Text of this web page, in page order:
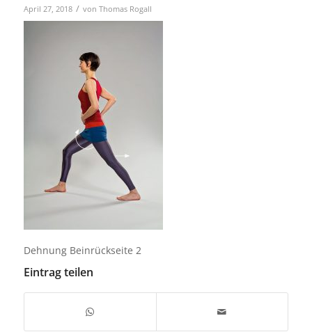
April 27, 2018 / von Thomas Rogall
Dehnung Beinrückseite 2
Eintrag teilen